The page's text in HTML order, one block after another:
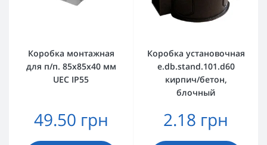
Коробка монтажная
для п/п. 85х85х40 мм
UEC IP55
49.50 грн
Коробка установочная
e.db.stand.101.d60
кирпич/бетон,
блочный
2.18 грн